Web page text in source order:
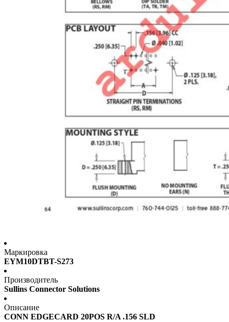
Маркировка
EYM10DTBT-S273
Производитель
Sullins Connector Solutions
Описание
CONN EDGECARD 20POS R/A .156 SLD